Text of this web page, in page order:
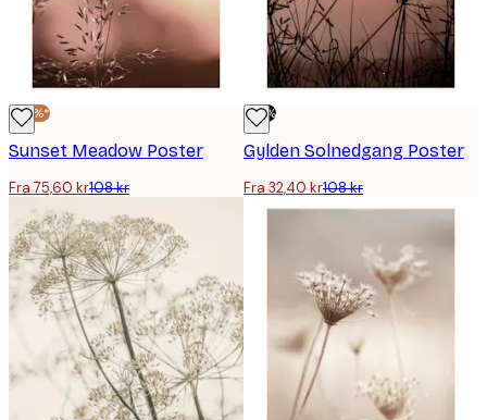
-30%*
Sunset Meadow Poster
Fra 75,60 kr108 kr
-70%
Gylden Solnedgang Poster
Fra 32,40 kr108 kr